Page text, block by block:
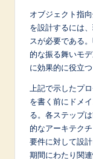
オブジェクト指
を設計するには
スが必要である
的な振る舞いモ
に効果的に役立
上記で示したプ
を書く前にドメ
る。各ステップ
的なアーキテク
要件に対して設
期間にわたり関